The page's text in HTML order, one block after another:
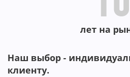
лет на
Наш выбор -
клиенту.